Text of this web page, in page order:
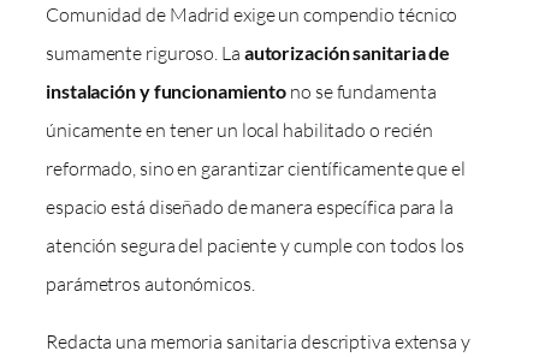
Comunidad de Madrid exige un compendio técnico
sumamente riguroso. La autorización sanitaria de
instalación y funcionamiento no se fundamenta
únicamente en tener un local habilitado o recién
reformado, sino en garantizar científicamente que el
espacio está diseñado de manera específica para la
atención segura del paciente y cumple con todos los
parámetros autonómicos.
Redacta una memoria sanitaria descriptiva extensa y